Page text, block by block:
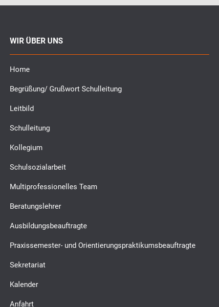
WIR ÜBER UNS
Home
Begrüßung/ Grußwort Schulleitung
Leitbild
Schulleitung
Kollegium
Schulsozialarbeit
Multiprofessionelles Team
Beratungslehrer
Ausbildungsbeauftragte
Praxissemester- und Orientierungspraktikumsbeauftragte
Sekretariat
Kalender
Anfahrt